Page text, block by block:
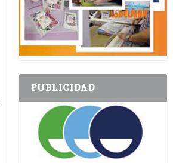
PUBLICIDAD